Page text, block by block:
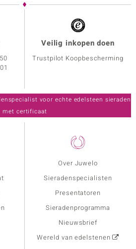
Over Juwelo
Sieradenspecialisten
Presentatoren
Sieradenprogramma
Nieuwsbrief
Wereld van edelstenen
Veilig inkopen doen
Trustpilot Koopbescherming
voor echte edelsteen sieraden
met certificaat